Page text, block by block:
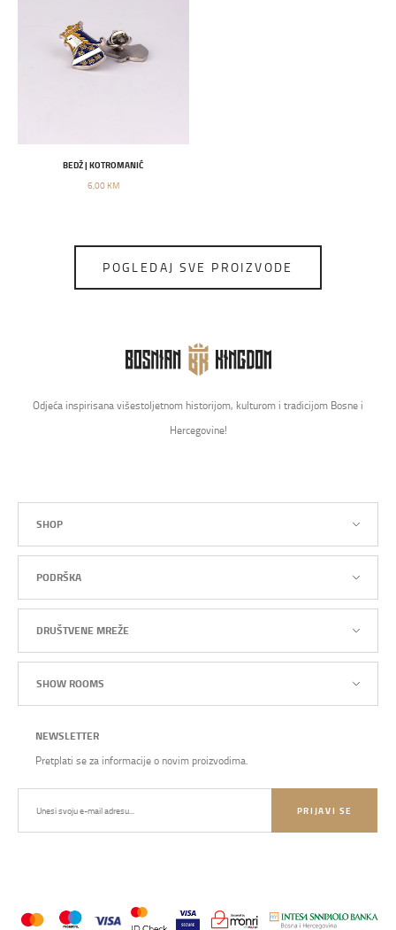
BEDŽ | KOTROMANIĆ
6,00 KM
POGLEDAJ SVE PROIZVODE
Odjeća inspirisana višestoljetnom historijom, kulturom i tradicijom Bosne i
Hercegovine!
SHOP
PODRŠKA
DRUŠTVENE MREŽE
SHOW ROOMS
NEWSLETTER
Pretplati se za informacije o novim proizvodima.
PRIJAVI SE